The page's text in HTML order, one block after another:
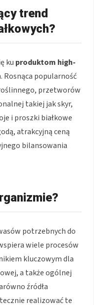
trend
ku produktom high-
popularność
przetworów
takiej jak skyr,
i proszki białkowe
atrakcyjną ceną
bilansowania
potrzebnych do
wiele procesów
kluczowym dla
a także ogólnej
źródła
realizować te